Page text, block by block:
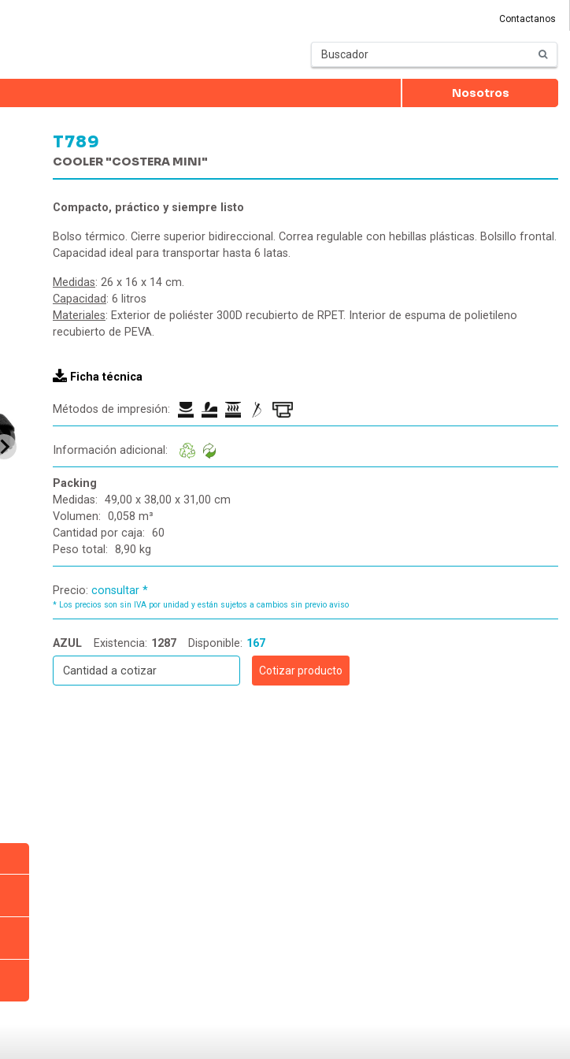
Contactanos
Nosotros
T789
COOLER "COSTERA MINI"
Compacto, práctico y siempre listo
Bolso térmico. Cierre superior bidireccional. Correa regulable con hebillas plásticas. Bolsillo frontal.
Capacidad ideal para transportar hasta 6 latas.
Medidas: 26 x 16 x 14 cm.
Capacidad: 6 litros
Materiales: Exterior de poliéster 300D recubierto de RPET. Interior de espuma de polietileno
recubierto de PEVA.
Ficha técnica
Métodos de impresión:
Información adicional:
Packing
Medidas: 49,00 x 38,00 x 31,00 cm
Volumen: 0,058 m³
Cantidad por caja: 60
Peso total: 8,90 kg
Precio: consultar *
* Los precios son sin IVA por unidad y están sujetos a cambios sin previo aviso
AZUL Existencia: 1287 Disponible: 167
Cotizar producto